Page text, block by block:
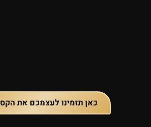
כאן תזמינו לעצמכם את